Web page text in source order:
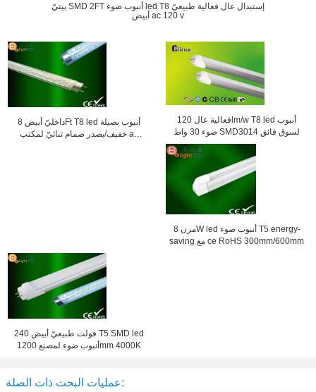
بيتيّ SMD 2FT أنبوب ضوء led T8 إستبدال عال فعالية طبيعيّ
أبيض ac 120 v
داخليّ أبيض 8Ft T8 led أنبوب بصيلة
خفيف/يصدر صمام ثنائيّ لمكتب ac
فعالية عال 120lm/w T8 led أنبوب
ضوء 30 واط SMD3014 لسوق فائق
مرن 8W led أنبوب ضوء T5 energy-
saving مع ce RoHS 300mm/600mm
240 فولت طبيعيّ أبيض T5 SMD led
أنبوب ضوء لمصنع 1200mm 4000K
عمليات البحث ذات الصلة: